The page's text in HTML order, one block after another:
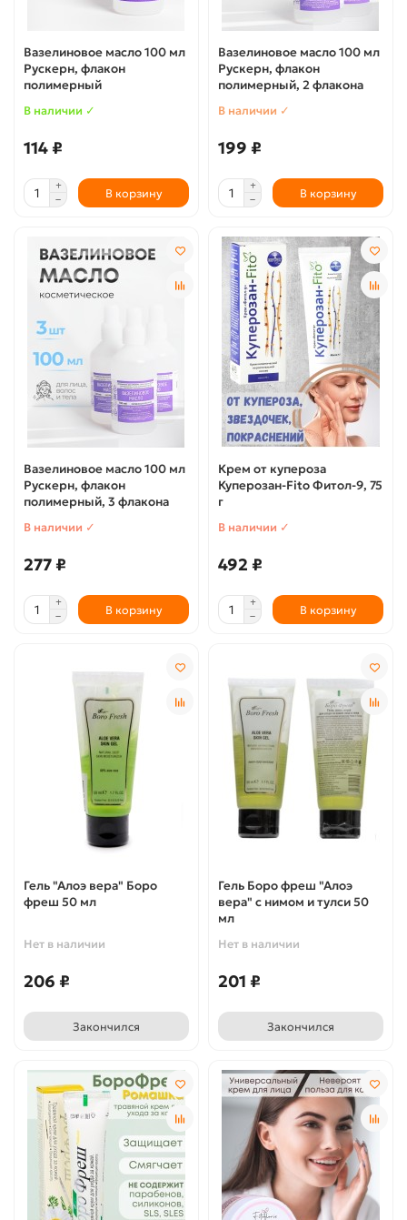
Вазелиновое масло 100 мл
Рускерн, флакон
полимерный
В наличии ✓
114 ₽
В корзину
Вазелиновое масло 100 мл
Рускерн, флакон
полимерный, 2 флакона
В наличии ✓
199 ₽
В корзину
Вазелиновое масло 100 мл
Рускерн, флакон
полимерный, 3 флакона
В наличии ✓
277 ₽
В корзину
Крем от купероза
Куперозан-Fito Фитол-9, 75
г
В наличии ✓
492 ₽
В корзину
Гель "Алоэ вера" Боро
фреш 50 мл
Нет в наличии
206 ₽
Закончился
Гель Боро фреш "Алоэ
вера" с нимом и тулси 50
мл
Нет в наличии
201 ₽
Закончился